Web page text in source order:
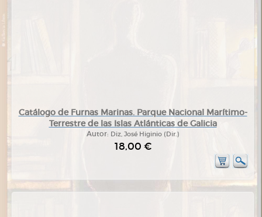
Catálogo de Furnas Marinas. Parque Nacional Marítimo-
Terrestre de las Islas Atlánticas de Galicia
Autor: Diz, José Higinio (Dir.)
18,00 €